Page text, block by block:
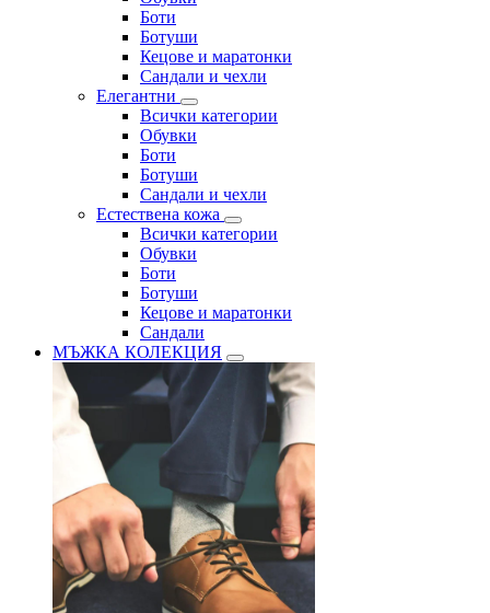
Боти
Ботуши
Кецове и маратонки
Сандали и чехли
Елегантни
Всички категории
Обувки
Боти
Ботуши
Сандали и чехли
Естествена кожа
Всички категории
Обувки
Боти
Ботуши
Кецове и маратонки
Сандали
МЪЖКА КОЛЕКЦИЯ